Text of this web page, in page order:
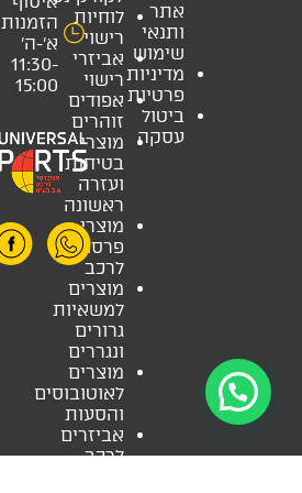
אתר
ותנאי
שימוש
מדיניות
פרטיות
ביטול
עסקה
לוחיות
רישוי
אביזרי
רישוי
אפודים
זוהרים
מוצרי
בטיחות
ועזרה
ראשונה
מוצרי
פרסום
לרכב
מוצרים
למשאיות
גרורים
ונגררים
מוצרים
לאוטובוסים
והסעות
אביזרים
לרכב
הזמנות
א’-ה’
11:30-
15:00